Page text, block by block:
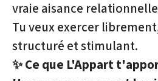
vraie aisance
Tu veux exercer
structuré et stimulant.
✨ Ce que L'Appart